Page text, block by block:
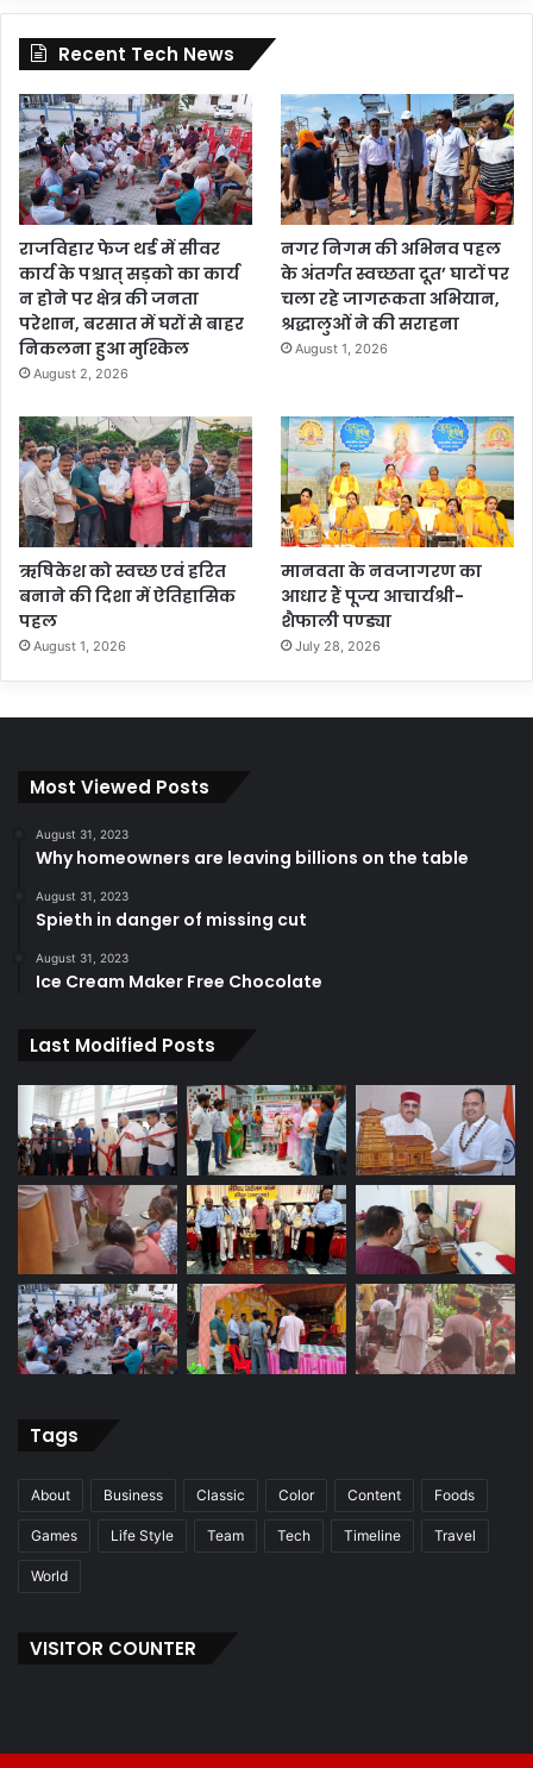
Recent Tech News
राजविहार फेज थर्ड में सीवर
कार्य के पश्चात् सड़को का कार्य
न होने पर क्षेत्र की जनता
परेशान, बरसात में घरों से बाहर
निकलना हुआ मुश्किल
August 2, 2026
नगर निगम की अभिनव पहल
के अंतर्गत स्वच्छता दूत’ घाटों पर
चला रहे जागरूकता अभियान,
श्रद्धालुओं ने की सराहना
August 1, 2026
ऋषिकेश को स्वच्छ एवं हरित
बनाने की दिशा में ऐतिहासिक
पहल
August 1, 2026
मानवता के नवजागरण का
आधार हैं पूज्य आचार्यश्री-
शैफाली पण्ड्या
July 28, 2026
Most Viewed Posts
August 31, 2023
Why homeowners are leaving billions on the table
August 31, 2023
Spieth in danger of missing cut
August 31, 2023
Ice Cream Maker Free Chocolate
Last Modified Posts
Tags
About Business Classic Color Content Foods
Games Life Style Team Tech Timeline Travel
World
VISITOR COUNTER